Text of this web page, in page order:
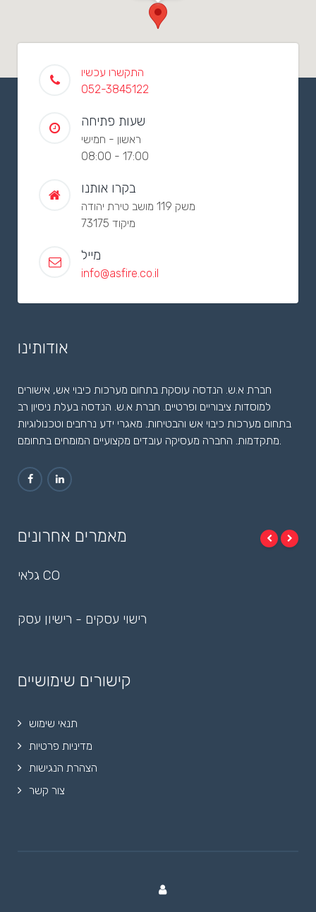
התקשרו עכשיו
052-3845122
שעות פתיחה
ראשון - חמישי
08:00 - 17:00
בקרו אותנו
משק 119 מושב טירת יהודה
מיקוד 73175
מייל
info@asfire.co.il
אודותינו
חברת א.ש. הנדסה עוסקת בתחום מערכות כיבוי אש, אישורים
למוסדות ציבוריים ופרטיים. חברת א.ש. הנדסה בעלת ניסיון רב
בתחום מערכות כיבוי אש והבטיחות. מאגרי ידע נרחבים וטכנולוגיות
מתקדמות. החברה מעסיקה עובדים מקצועיים המומחים בתחומם.
מאמרים אחרונים
גלאי CO
רישוי עסקים - רישיון עסק
קישורים שימושיים
תנאי שימוש
מדיניות פרטיות
הצהרת הנגישות
צור קשר